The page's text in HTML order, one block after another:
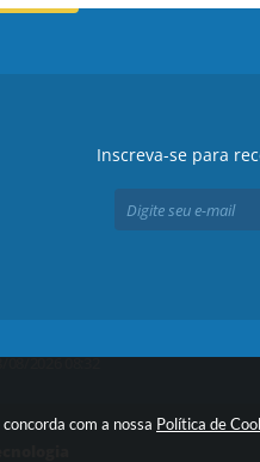
com a nossa Política de
Inscreva-se para
08/2026 08:32